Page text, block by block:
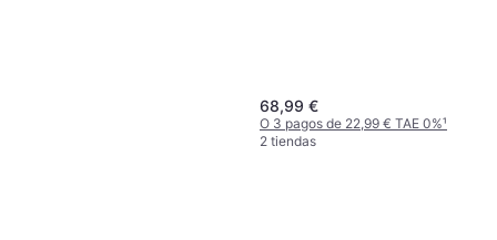
68,99 €
O 3 pagos de 22,99 € TAE 0%¹
2 tiendas